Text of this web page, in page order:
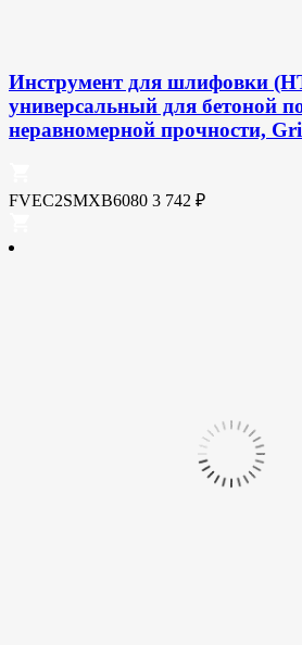
Инструмент для шлифовки
универсальный для бетоной
неравномерной прочности,
FVEC2SMXB6080 3 742 ₽